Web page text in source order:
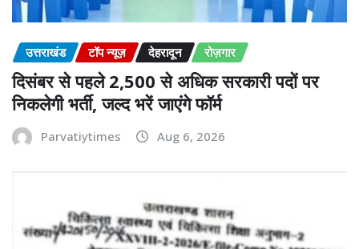
उत्तराखंड टॉप न्यूज़ देहरादून रोज़गार
दिसंबर से पहले 2,500 से अधिक सरकारी पदों पर
निकलेगी भर्ती, जल्द भरें जाएंगे फॉर्म
Parvatiytimes Aug 6, 2026